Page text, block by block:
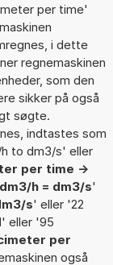
per time'
i dette
regnemaskinen
som den
sikker på også
søgte.
indtastes som
to dm3/s' eller
per time ->
dm3/h = dm3/s'
s' eller '22
' eller '95
per
også